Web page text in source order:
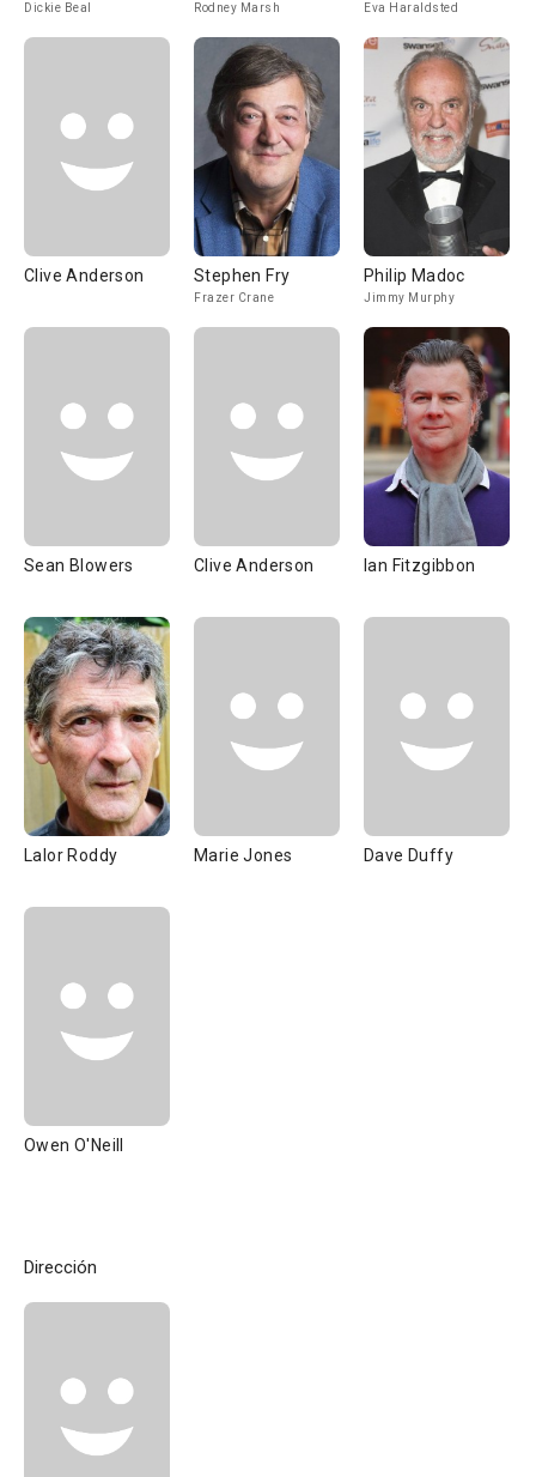
Dickie Beal Rodney Marsh Eva Haraldsted
Clive Anderson Stephen Fry
Frazer Crane
Philip Madoc
Jimmy Murphy
Sean Blowers Clive Anderson Ian Fitzgibbon
Lalor Roddy Marie Jones Dave Duffy
Owen O'Neill
Dirección